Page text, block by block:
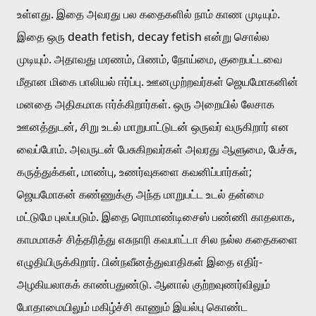
உள்ளது. இதை அவரது பல கதைகளில் நாம் காண முடியும்.
இதை ஒரு death fetish, decay fetish என்று சொல்ல
முடியும். அதாவது மரணம், பிணம், நோய்மை, குறைபட்டவை
மீதான மிகை பாலியல் ஈர்ப்பு. ஊனமுற்றவர்கள் ஜெயமோகனின்
மனதை அதிகமாக ஈர்க்கிறார்கள். ஒரு அறையில் லேசாக
ஊனத்துடன், சிறு உடல் மாறுபாட்டுடன் ஒருவர் வருகிறார் என
வைப்போம். அவருடன் பேசுகிறவர்கள் அவரது ஆளுமை, பேச்சு,
கருத்துக்கள், மாண்பு, உணர்வுகளை கவனிப்பார்கள்;
ஜெயமோகன் கண்ணுக்கு அந்த மாறுபட்ட உடல் தன்மை
மட்டுமே புலப்படும். இதை ரொமாண்டிசைஸ் பண்ணி காதலாக,
காமமாகச் சித்தரித்து எசுநாரி கவபாட்டா சில நல்ல கதைகளை
எழுதியிருக்கிறார். பின்நவீனத்துவாதிகள் இதை எதிர்-
அழகியலாகக் காண்பதுண்டு. ஆனால் குற்றவுணர்விலும்
போதாமையிலும் மகிழ்ச்சி காணும் இயல்பு கொண்ட